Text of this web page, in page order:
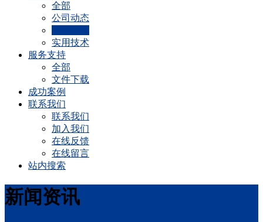
全部
公司动态
实用技术
服务支持
全部
文件下载
成功案例
联系我们
联系我们
加入我们
在线反馈
在线留言
站内搜索
新闻资讯